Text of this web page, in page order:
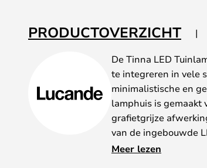
de
afbeeldingen-
PRODUCTOVERZICHT
De Tinna LED
te integreren in vele
minimalistische en
lamphuis is
grafietgrijze
van de ingebouwde
gericht.
Meer lezen